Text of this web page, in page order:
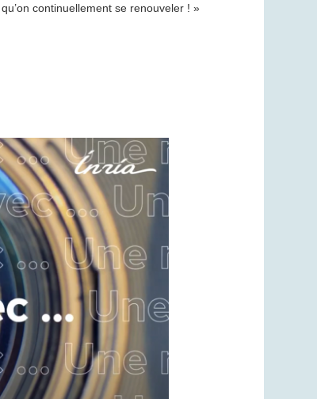
continuellement se renouveler ! »